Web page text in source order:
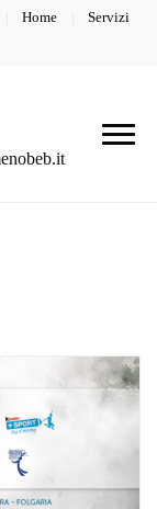
Home Servizi